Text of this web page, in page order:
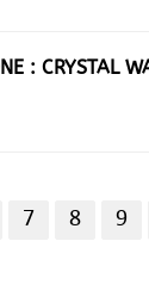
: CRYSTAL
7 8 9